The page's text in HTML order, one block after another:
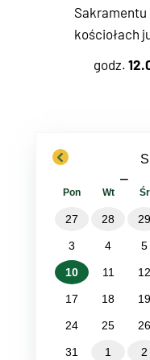
Sakramentu
kościołach
godz.
previous
−
Pon Wt Śr
27 28 29
3 4 5
10 11 12
17 18 19
24 25 26
31 1 2